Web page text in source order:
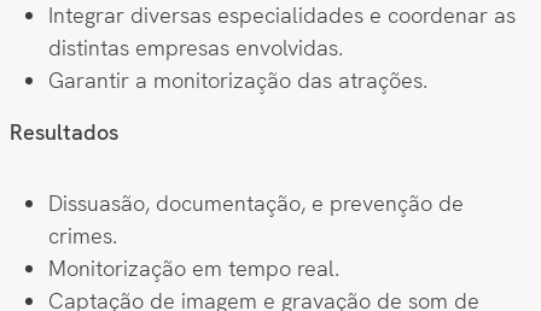
Integrar diversas especialidades e coordenar as
distintas empresas envolvidas.
Garantir a monitorização das atrações.
Resultados
Dissuasão, documentação, e prevenção de
crimes.
Monitorização em tempo real.
Captação de imagem e gravação de som de